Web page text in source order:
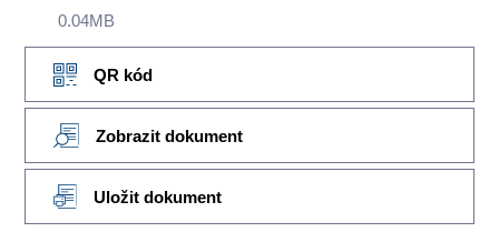
0.04MB
QR kód
Zobrazit dokument
Uložit dokument